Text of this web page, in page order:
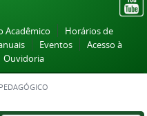
Acadêmico
Horários de
Eventos
Acesso à
Ouvidoria